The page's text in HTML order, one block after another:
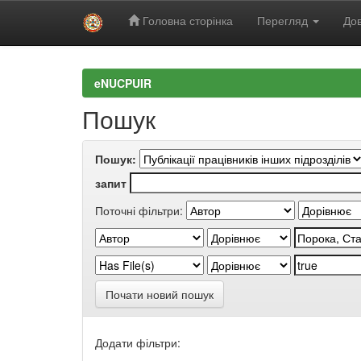
Головна сторінка Перегляд
eNUCPUIR
Пошук
Пошук:
запит
Поточні фільтри:
Почати новий пошук
Додати фільтри: